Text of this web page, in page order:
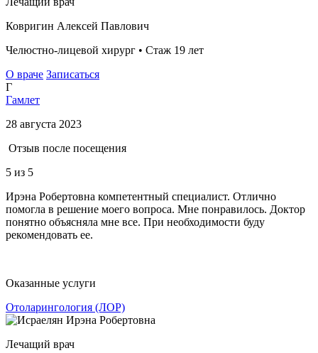
Ковригин Алексей Павлович
Челюстно-лицевой хирург • Стаж 19 лет
О враче Записаться
Г
Гамлет
28 августа 2023
Отзыв после посещения
5 из 5
Ирэна Робертовна компетентный специалист. Отлично
помогла в решение моего вопроса. Мне понравилось. Доктор
понятно объясняла мне все. При необходимости буду
рекомендовать ее.
Оказанные услуги
Отоларингология (ЛОР)
Лечащий врач